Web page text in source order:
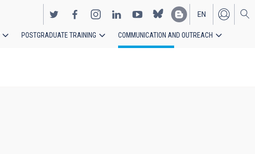
EN
ES
POSTGRADUATE TRAINING COMMUNICATION AND OUTREACH